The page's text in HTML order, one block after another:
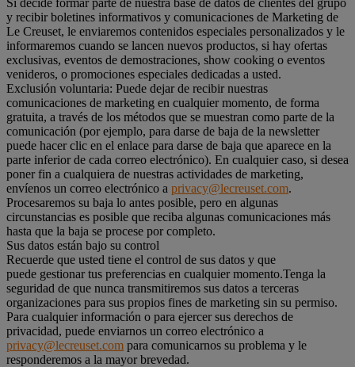
y recibir boletines informativos y comunicaciones de Marketing de
Le Creuset, le enviaremos contenidos especiales personalizados y le
informaremos cuando se lancen nuevos productos, si hay ofertas
exclusivas, eventos de demostraciones, show cooking o eventos
venideros, o promociones especiales dedicadas a usted.
Exclusión voluntaria: Puede dejar de recibir nuestras
comunicaciones de marketing en cualquier momento, de forma
gratuita, a través de los métodos que se muestran como parte de la
comunicación (por ejemplo, para darse de baja de la newsletter
puede hacer clic en el enlace para darse de baja que aparece en la
parte inferior de cada correo electrónico). En cualquier caso, si desea
poner fin a cualquiera de nuestras actividades de marketing,
envíenos un correo electrónico a privacy@lecreuset.com.
Procesaremos su baja lo antes posible, pero en algunas
circunstancias es posible que reciba algunas comunicaciones más
hasta que la baja se procese por completo.
Sus datos están bajo su control
Recuerde que usted tiene el control de sus datos y que
puede gestionar tus preferencias en cualquier momento.Tenga la
seguridad de que nunca transmitiremos sus datos a terceras
organizaciones para sus propios fines de marketing sin su permiso.
Para cualquier información o para ejercer sus derechos de
privacidad, puede enviarnos un correo electrónico a
privacy@lecreuset.com para comunicarnos su problema y le
responderemos a la mayor brevedad.